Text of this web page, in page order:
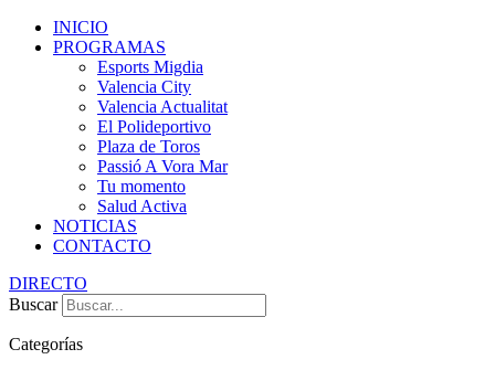
INICIO
PROGRAMAS
Esports Migdia
Valencia City
Valencia Actualitat
El Polideportivo
Plaza de Toros
Passió A Vora Mar
Tu momento
Salud Activa
NOTICIAS
CONTACTO
DIRECTO
Buscar
Categorías